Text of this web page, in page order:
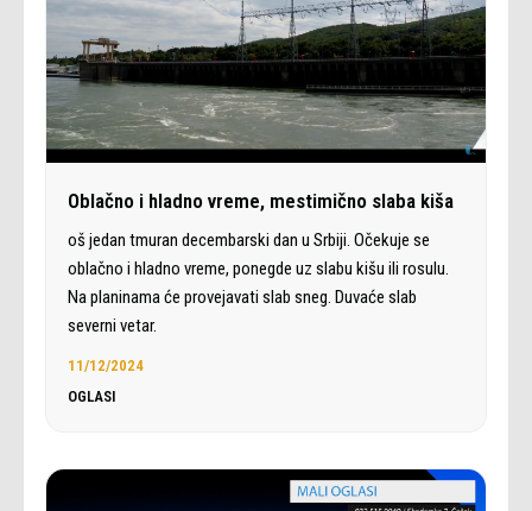
Oblačno i hladno vreme, mestimično slaba kiša
oš jedan tmuran decembarski dan u Srbiji. Očekuje se
oblačno i hladno vreme, ponegde uz slabu kišu ili rosulu.
Na planinama će provejavati slab sneg. Duvaće slab
severni vetar.
11/12/2024
OGLASI